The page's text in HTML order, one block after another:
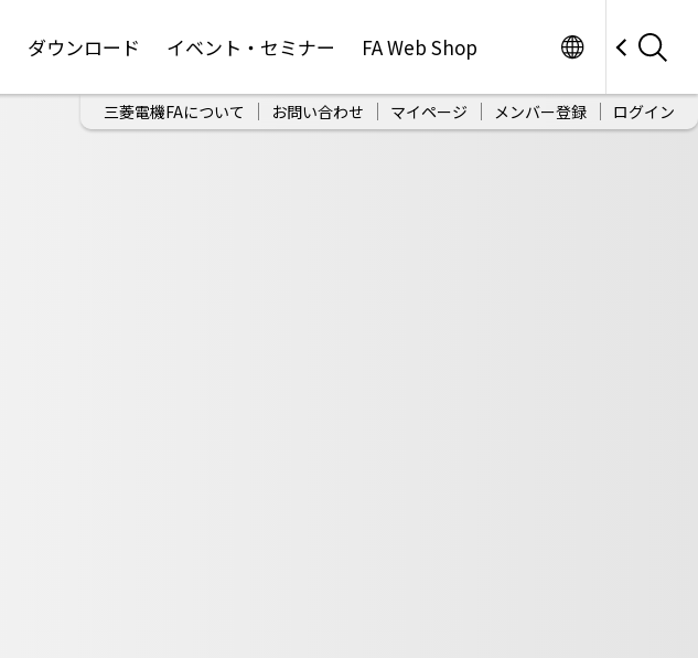
ダウンロード イベント・セミナー FA Web Shop
三菱電機FAについて お問い合わせ マイページ メンバー登録 ログイン